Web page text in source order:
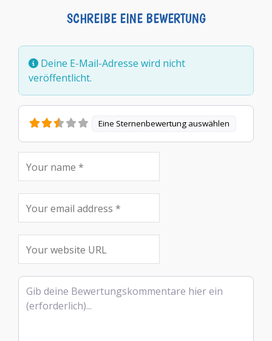
SCHREIBE EINE BEWERTUNG
Deine E-Mail-Adresse wird nicht
veröffentlicht.
Eine Sternenbewertung auswählen
Rezensionstext